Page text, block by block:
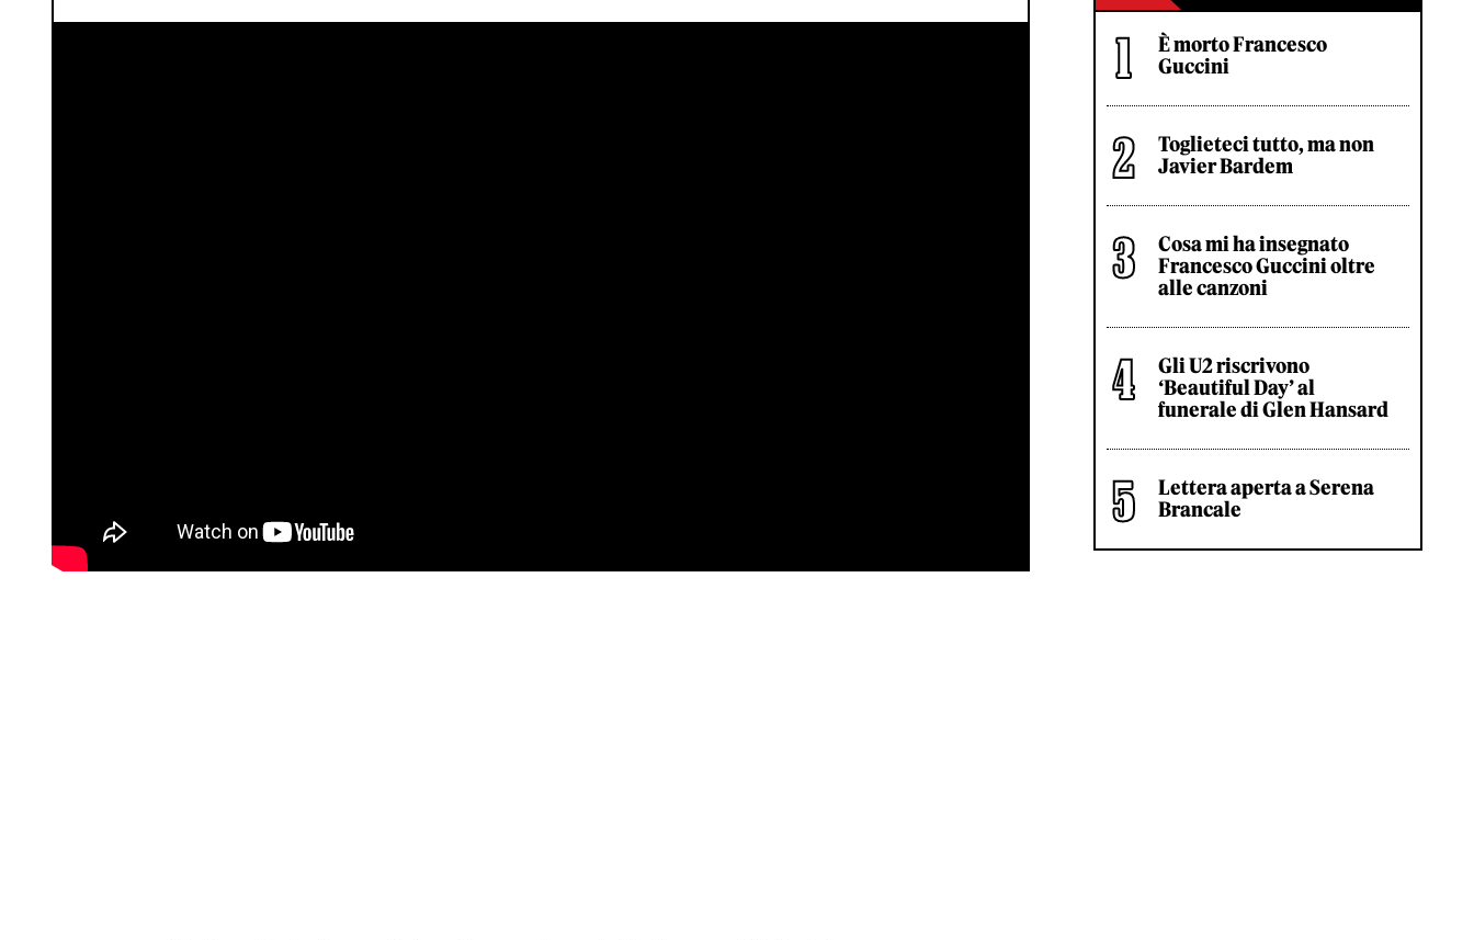
È morto Francesco
Guccini
Toglieteci tutto, ma non
Javier Bardem
Cosa mi ha insegnato
Francesco Guccini oltre
alle canzoni
Gli U2 riscrivono
‘Beautiful Day’ al
funerale di Glen Hansard
Lettera aperta a Serena
Brancale